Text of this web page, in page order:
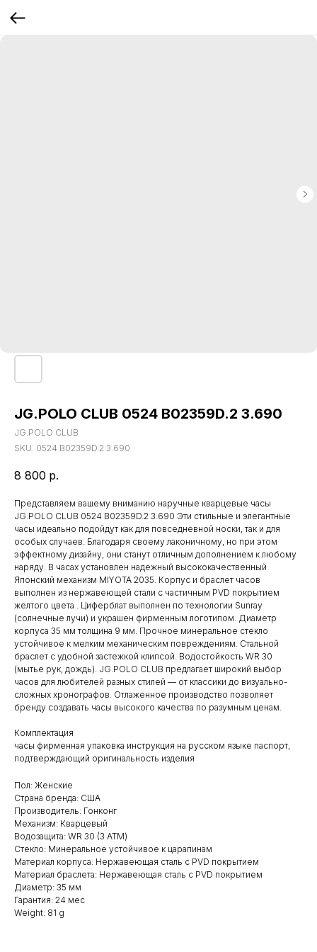
JG.POLO CLUB 0524 B02359D.2 3.690
JG.POLO CLUB
SKU: 0524 B02359D.2 3.690
8 800 р.
Представляем вашему вниманию наручные кварцевые часы
JG.POLO CLUB 0524 B02359D.2 3.690 Эти стильные и элегантные
часы идеально подойдут как для повседневной носки, так и для
особых случаев. Благодаря своему лаконичному, но при этом
эффектному дизайну, они станут отличным дополнением к любому
наряду. В часах установлен надежный высококачественный
Японский механизм MIYOTA 2035. Корпус и браслет часов
выполнен из нержавеющей стали с частичным PVD покрытием
желтого цвета . Циферблат выполнен по технологии Sunray
(солнечные лучи) и украшен фирменным логотипом. Диаметр
корпуса 35 мм толщина 9 мм. Прочное минеральное стекло
устойчивое к мелким механическим повреждениям. Стальной
браслет с удобной застежкой клипсой. Водостойкость WR 30
(мытье рук, дождь). JG.POLO CLUB предлагает широкий выбор
часов для любителей разных стилей — от классики до визуально-
сложных хронографов. Отлаженное производство позволяет
бренду создавать часы высокого качества по разумным ценам.
Комплектация
часы фирменная упаковка инструкция на русском языке паспорт,
подтверждающий оригинальность изделия
Пол: Женские
Страна бренда: США
Производитель: Гонконг
Механизм: Кварцевый
Водозащита: WR 30 (3 АТМ)
Стекло: Минеральное устойчивое к царапинам
Материал корпуса: Нержавеющая сталь с PVD покрытием
Материал браслета: Нержавеющая сталь с PVD покрытием
Диаметр: 35 мм
Гарантия: 24 мес
Weight: 81 g